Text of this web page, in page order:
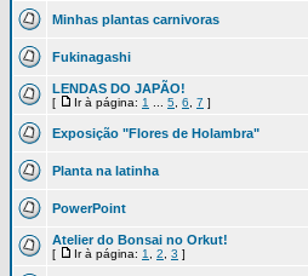
Minhas plantas carnivoras
Fukinagashi
LENDAS DO JAPÃO!
[ Ir à página: 1 5 6 7 ]
Exposição "Flores de Holambra"
Planta na latinha
PowerPoint
Atelier do Bonsai no Orkut!
[ Ir à página: 1 2 3 ]